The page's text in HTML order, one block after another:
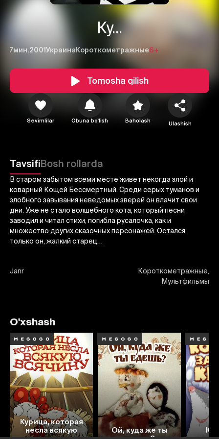
Ку...
7мин.2001Украина Короткометражные6+
Tomosha qilish
Sevimlilar Obuna boʻlish Baholash Ulashish
TavsifiBosh rollarda
В старом забытом всеми месте живет некогда злой и
коварный Кощей Бессмертный. Среди серых туманов и
злобного завывания неведомых зверей он влачит свои
дни. Уже не стало волшебного кота, который песни
заводил и читал стихи, погибла русалочка, как и
множество других сказочных персонажей. Остался
только он, жалкий старец…
Janr
Короткометражные,
Мультфильмы
1 2
O'xshash
Курица, которая
несла всякую
Ой, куда же ты
4.9